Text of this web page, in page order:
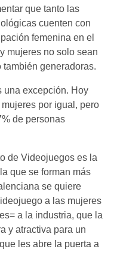
que tanto las
cuenten con
femenina en el
mujeres no solo sean
generadoras.
una excepción. Hoy
por igual, pero
de personas
de Videojuegos es la
que se forman más
se quiere
a las mujeres
a la industria, que la
y atractiva para un
les abre la puerta a